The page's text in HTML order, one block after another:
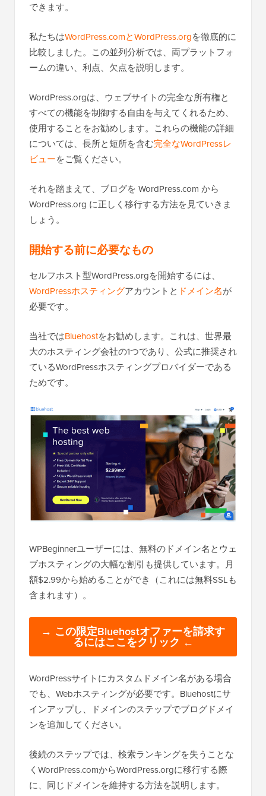
できます。
私たちはWordPress.comとWordPress.orgを徹底的に
比較しました。この並列分析では、両プラットフォ
ームの違い、利点、欠点を説明します。
WordPress.orgは、ウェブサイトの完全な所有権と
すべての機能を制御する自由を与えてくれるため、
使用することをお勧めします。これらの機能の詳細
については、長所と短所を含む完全なWordPressレ
ビューをご覧ください。
それを踏まえて、ブログを WordPress.com から
WordPress.org に正しく移行する方法を見ていきま
しょう。
開始する前に必要なもの
セルフホスト型WordPress.orgを開始するには、
WordPressホスティングアカウントと ドメイン名が
必要です。
当社ではBluehostをお勧めします。これは、世界最
大のホスティング会社の1つであり、公式に推奨され
ているWordPressホスティングプロバイダーである
ためです。
WPBeginnerユーザーには、無料のドメイン名とウェ
ブホスティングの大幅な割引も提供しています。月
額$2.99から始めることができ（これには無料SSLも
含まれます）。
→ この限定Bluehostオファーを請求す
るにはここをクリック ←
WordPressサイトにカスタムドメイン名がある場合
でも、Webホスティングが必要です。Bluehostにサ
インアップし、ドメインのステップでブログドメイ
ンを追加してください。
後続のステップでは、検索ランキングを失うことな
くWordPress.comからWordPress.orgに移行する際
に、同じドメインを維持する方法を説明します。